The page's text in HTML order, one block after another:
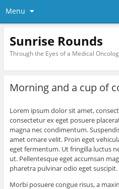
Menu
Sunrise Rounds
Through the Eyes of a Medical
Morning and a cup of
Lorem ipsum dolor sit amet,
consectetur ex eget posuere
magna nec condimentum.
amet ornare velit. Proin eget
eget fermentum. Ut fringilla luctus
ut. Pellentesque eget accumsan
pharetra pulvinar odio eget suscipit.
Morbi posuere congue risus, a